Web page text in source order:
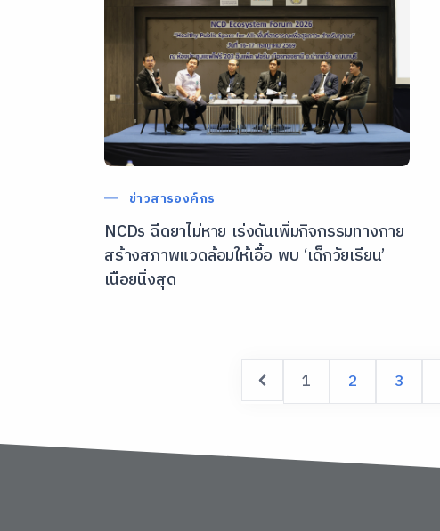
ข่าวสารองค์กร
NCDs ฉีดยาไม่หาย เร่งดันเพิ่มกิจกรรมทางกาย
สร้างสภาพแวดล้อมให้เอื้อ พบ ‘เด็กวัยเรียน’
เนือยนิ่งสุด
1 2 3